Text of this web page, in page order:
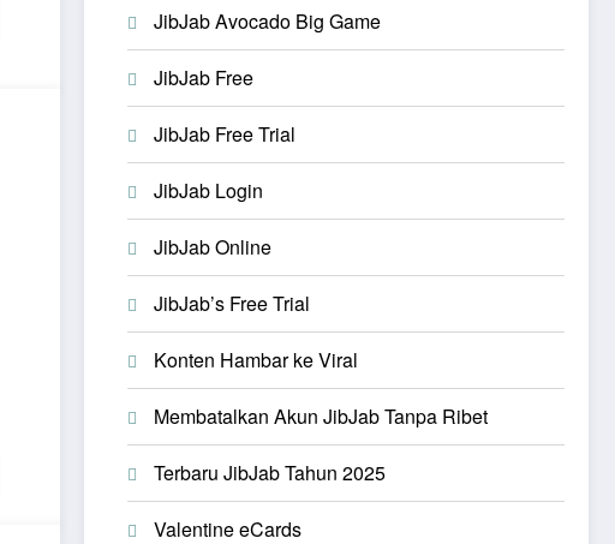
JibJab Avocado Big Game
JibJab Free
JibJab Free Trial
JibJab Login
JibJab Online
JibJab’s Free Trial
Konten Hambar ke Viral
Membatalkan Akun JibJab Tanpa Ribet
Terbaru JibJab Tahun 2025
Valentine eCards